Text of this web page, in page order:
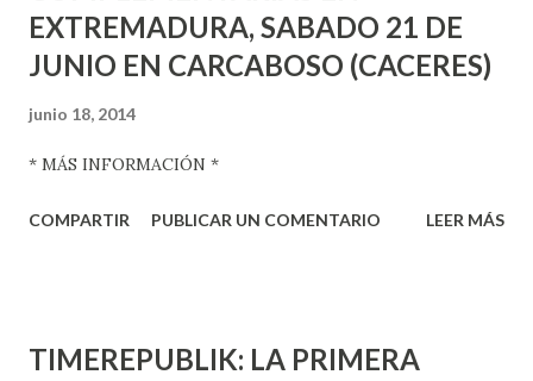
EXTREMADURA, SABADO 21 DE
JUNIO EN CARCABOSO (CACERES)
junio 18, 2014
* MÁS INFORMACIÓN *
COMPARTIR PUBLICAR UN COMENTARIO LEER MÁS
TIMEREPUBLIK: LA PRIMERA